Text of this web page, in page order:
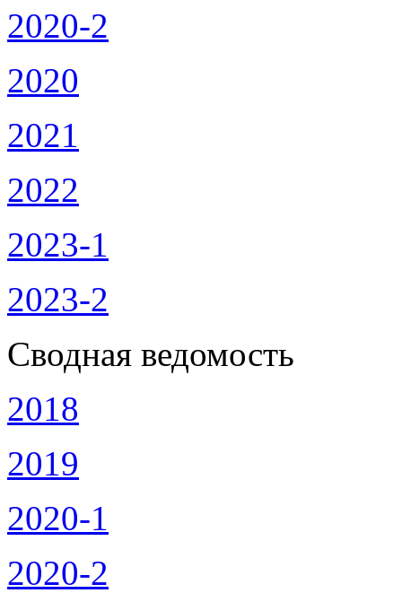
2020-2
2020
2021
2022
2023-1
2023-2
Сводная ведомость
2018
2019
2020-1
2020-2